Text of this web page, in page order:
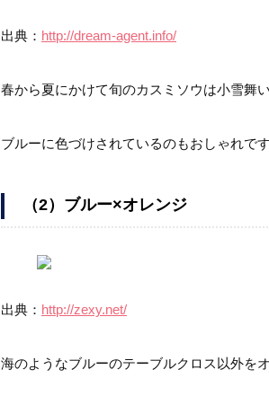
出典： http://dream-agent.info/
春から夏にかけて旬のカスミソウは小雪舞
ブルーに色づけされているのもおしゃれです
（2）ブルー×オレンジ
出典： http://zexy.net/
海のようなブルーのテーブルクロス以外を